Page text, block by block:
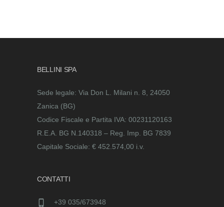
BELLINI SPA
Sede legale: Via Don L. Milani n. 8, 24050
Zanica (BG)
Codice Fiscale e Partita IVA: 00231120163
R.E.A. BG N.140318 – Reg. Imp. BG 7839
Capitale Sociale: € 452.574,00 i.v.
CONTATTI
+39 035/673948